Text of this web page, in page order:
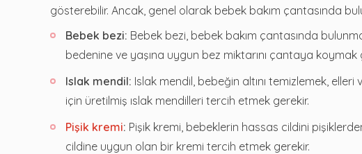
gösterebilir. Ancak, genel olarak bebek bakım çantasında
Bebek bezi: Bebek bezi, bebek bakım çantasında
bedenine ve yaşına uygun bez miktarını çantaya koymak
Islak mendil: Islak mendil, bebeğin altını temizlemek,
için üretilmiş ıslak mendilleri tercih etmek gerekir.
Pişik kremi: Pişik kremi, bebeklerin hassas cildini
cildine uygun olan bir kremi tercih etmek gerekir.